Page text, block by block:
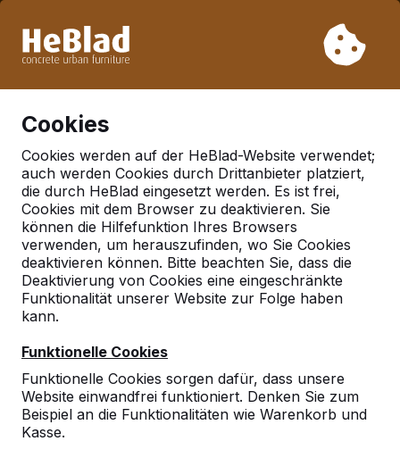
Woche 33 nicht. Bitte berücksichtigen Sie daher längere
Cookies
Cookies werden auf der HeBlad-Website verwendet;
auch werden Cookies durch Drittanbieter platziert,
die durch HeBlad eingesetzt werden. Es ist frei,
Cookies mit dem Browser zu deaktivieren. Sie
können die Hilfefunktion Ihres Browsers
verwenden, um herauszufinden, wo Sie Cookies
deaktivieren können. Bitte beachten Sie, dass die
Deaktivierung von Cookies eine eingeschränkte
Funktionalität unserer Website zur Folge haben
kann.
Funktionelle Cookies
Funktionelle Cookies sorgen dafür, dass unsere
Website einwandfrei funktioniert. Denken Sie zum
Beispiel an die Funktionalitäten wie Warenkorb und
Kasse.
Deutschland
Referenties in:Breese
10